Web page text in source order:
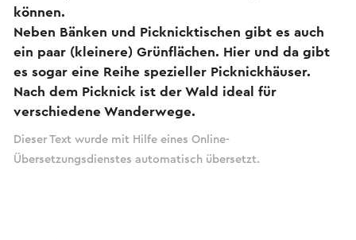
können.
Neben Bänken und Picknicktischen gibt es auch
ein paar (kleinere) Grünflächen. Hier und da gibt
es sogar eine Reihe spezieller Picknickhäuser.
Nach dem Picknick ist der Wald ideal für
verschiedene Wanderwege.
Dieser Text wurde mit Hilfe eines Online-
Übersetzungsdienstes automatisch übersetzt.